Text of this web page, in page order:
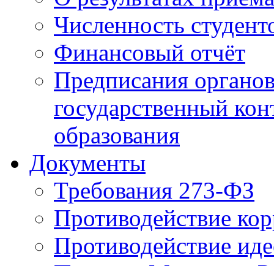
Численность
Финансовый отчёт
Предписания
государственный
образования
Документы
Требования 273-ФЗ
Противодействие
Противодействие